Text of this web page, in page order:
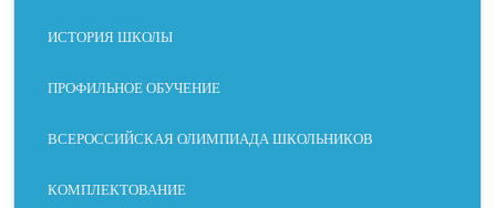
ИСТОРИЯ ШКОЛЫ
ПРОФИЛЬНОЕ ОБУЧЕНИЕ
ВСЕРОССИЙСКАЯ ОЛИМПИАДА ШКОЛЬНИКОВ
КОМПЛЕКТОВАНИЕ
СЛАБОЕ
ДИСЛЕКС
НИЯ